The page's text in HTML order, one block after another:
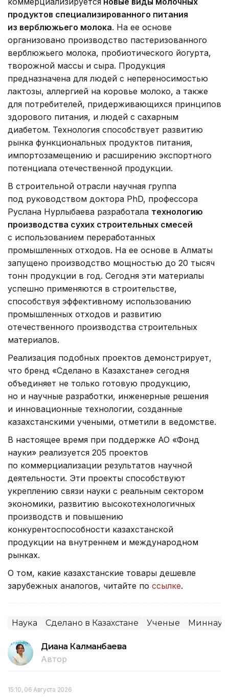
продуктов специализированного питания
из верблюжьего молока. На ее основе
организовано производство пастеризованного
верблюжьего молока, пробиотического йогурта,
творожной массы и сыра. Продукция
предназначена для людей с непереносимостью
лактозы, аллергией на коровье молоко, а также
для потребителей, придерживающихся принципов
здорового питания, и людей с сахарным
диабетом. Технология способствует развитию
рынка функциональных продуктов питания,
импортозамещению и расширению экспортного
потенциала отечественной продукции.
В строительной отрасли научная группа
под руководством доктора PhD, профессора
Руслана Нурлыбаева разработала технологию
производства сухих строительных смесей
с использованием переработанных
промышленных отходов. На ее основе в Алматы
запущено производство мощностью до 20 тысяч
тонн продукции в год. Сегодня эти материалы
успешно применяются в строительстве,
способствуя эффективному использованию
промышленных отходов и развитию
отечественного производства строительных
материалов.
Реализация подобных проектов демонстрирует,
что бренд «Сделано в Казахстане» сегодня
объединяет не только готовую продукцию,
но и научные разработки, инженерные решения
и инновационные технологии, созданные
казахстанскими учеными, отметили в ведомстве.
В настоящее время при поддержке АО «Фонд
науки» реализуется 205 проектов
по коммерциализации результатов научной
деятельности. Эти проекты способствуют
укреплению связи науки с реальным сектором
экономики, развитию высокотехнологичных
производств и повышению
конкурентоспособности казахстанской
продукции на внутреннем и международном
рынках.
О том, какие казахстанские товары дешевле
зарубежных аналогов, читайте по ссылке.
Наука Сделано в Казахстане Ученые
Диана Калманбаева
Автор
15:10, 06 Августа 2026